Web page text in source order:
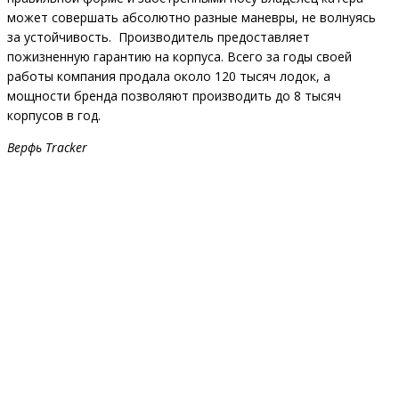
может совершать абсолютно разные маневры, не волнуясь
за устойчивость. Производитель предоставляет
пожизненную гарантию на корпуса. Всего за годы своей
работы компания продала около 120 тысяч лодок, а
мощности бренда позволяют производить до 8 тысяч
корпусов в год.
Верфь Tracker